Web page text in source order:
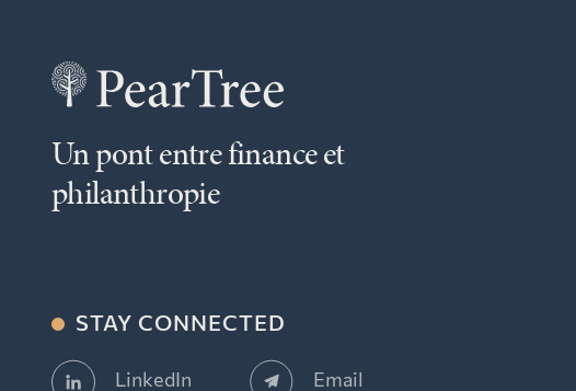
Un pont entre finance et
philanthropie
STAY CONNECTED
LinkedIn Email